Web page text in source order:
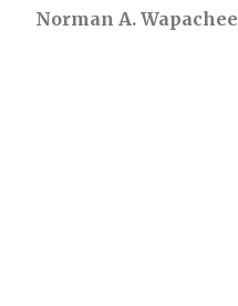
Norman A. Wapachee